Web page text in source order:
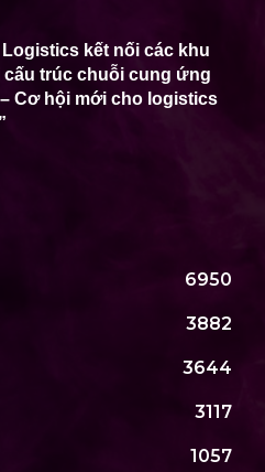
Logistics kết nối các khu
cấu trúc chuỗi cung ứng
Cơ hội mới cho logistics
6950
3882
3644
3117
1057